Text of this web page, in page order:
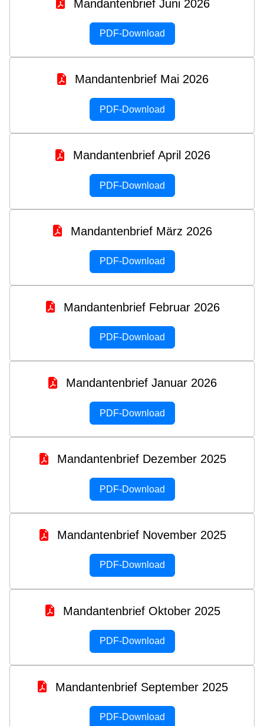
Mandantenbrief Juni 2026
PDF-Download
Mandantenbrief Mai 2026
PDF-Download
Mandantenbrief April 2026
PDF-Download
Mandantenbrief März 2026
PDF-Download
Mandantenbrief Februar 2026
PDF-Download
Mandantenbrief Januar 2026
PDF-Download
Mandantenbrief Dezember 2025
PDF-Download
Mandantenbrief November 2025
PDF-Download
Mandantenbrief Oktober 2025
PDF-Download
Mandantenbrief September 2025
PDF-Download